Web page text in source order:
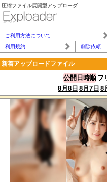
圧縮ファイル展開型アップローダ
ご利用方法について
利用規約
削除依頼
新着アップロードファイル
公開日時順 フ
8月8日 8月7日 8